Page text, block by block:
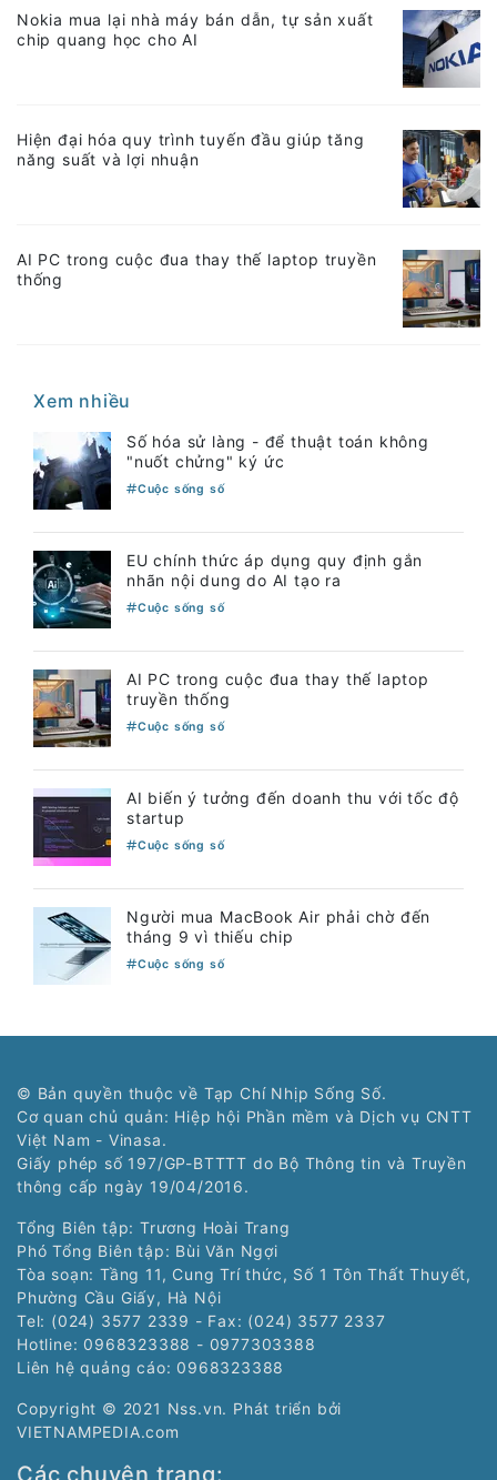
Nokia mua lại nhà máy bán dẫn, tự sản xuất
chip quang học cho AI
Hiện đại hóa quy trình tuyến đầu giúp tăng
năng suất và lợi nhuận
AI PC trong cuộc đua thay thế laptop truyền
thống
Xem nhiều
Số hóa sử làng - để thuật toán không
"nuốt chửng" ký ức
Cuộc sống số
EU chính thức áp dụng quy định gắn
nhãn nội dung do AI tạo ra
Cuộc sống số
AI PC trong cuộc đua thay thế laptop
truyền thống
Cuộc sống số
AI biến ý tưởng đến doanh thu với tốc độ
startup
Cuộc sống số
Người mua MacBook Air phải chờ đến
tháng 9 vì thiếu chip
Cuộc sống số
© Bản quyền thuộc về Tạp Chí Nhịp Sống Số.
Cơ quan chủ quản: Hiệp hội Phần mềm và Dịch vụ CNTT
Việt Nam - Vinasa.
Giấy phép số 197/GP-BTTTT do Bộ Thông tin và Truyền
thông cấp ngày 19/04/2016.
Tổng Biên tập: Trương Hoài Trang
Phó Tổng Biên tập: Bùi Văn Ngợi
Tòa soạn: Tầng 11, Cung Trí thức, Số 1 Tôn Thất Thuyết,
Phường Cầu Giấy, Hà Nội
Tel: (024) 3577 2339 - Fax: (024) 3577 2337
Hotline: 0968323388 - 0977303388
Liên hệ quảng cáo: 0968323388
Copyright © 2021 Nss.vn. Phát triển bởi
VIETNAMPEDIA.com
Các chuyên trang: